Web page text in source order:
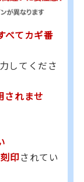
べてカギ番
してくださ
されませ
印されてい